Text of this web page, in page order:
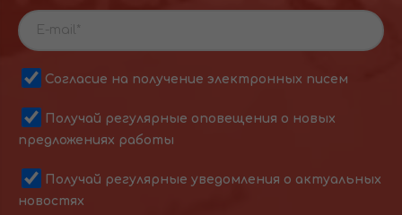
Согласие на получение электронных писем
Получай регулярные оповещения о новых
предложениях работы
Получай регулярные уведомления о актуальных
новостях